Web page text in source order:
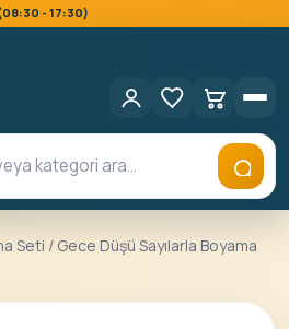
- 17:30)
Seti / Gece Düşü Sayılarla Boyama